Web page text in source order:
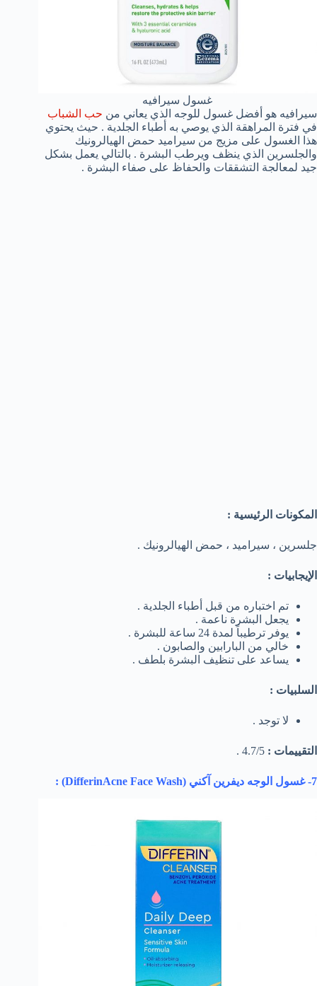
غسول سيرافيه
سيرافيه هو أفضل غسول للوجه الذي يعاني من حب الشباب
في فترة المراهقة الذي يوصي به أطباء الجلدية . حيث يحتوي
هذا الغسول على مزيج من سيراميد حمض الهيالرونيك
والجلسرين الذي ينظف ويرطب البشرة . بالتالي يعمل بشكل
جيد لمعالجة التشققات والحفاظ على صفاء البشرة .
المكونات الرئيسية :
جلسرين ، سيراميد ، حمض الهيالرونيك .
الإيجابيات :
تم اختباره من قبل أطباء الجلدية .
يجعل البشرة ناعمة .
يوفر ترطيباً لمدة 24 ساعة للبشرة .
خالي من البارابين والصابون .
يساعد على تنظيف البشرة بلطف .
السلبيات :
لا توجد .
التقييمات : 4.7/5 .
7- غسول الوجه ديفرين آكني ( DifferinAcne Face Wash
) :